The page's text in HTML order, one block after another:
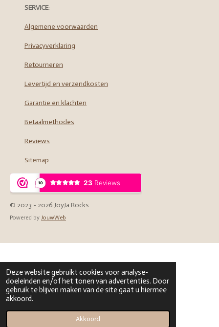
Deze website gebruikt cookies voor analyse-
doeleinden en/of het tonen van advertenties. Door
gebruik te blijven maken van de site gaat u hiermee
akkoord.
Akkoord
e
o
k
t
g
a
SERVICE:
Algemene voorwaarden
Privacyverklaring
Retourneren
Levertijd en verzendkosten
Garantie en klachten
Betaalmethodes
Reviews
Sitemap
© 2023 - 2026 JoyJa Rocks
Powered by JouwWeb